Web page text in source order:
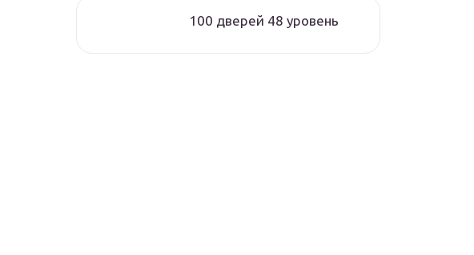
100 дверей 48 уровень